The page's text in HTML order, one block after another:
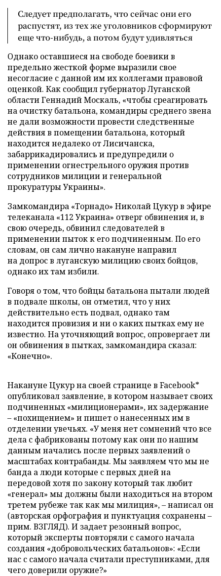
Следует предполагать, что сейчас они его
распустят, из тех же уголовников сформируют
еще что-нибудь, а потом будут удивляться
Однако оставшиеся на свободе боевики в
предельно жесткой форме выразили свое
несогласие с данной им их коллегами правовой
оценкой. Как сообщил губернатор Луганской
области Геннадий Москаль, «чтобы среагировать
на очистку батальона, командиры среднего звена
не дали возможности провести следственные
действия в помещении батальона, который
находится недалеко от Лисичанска,
забаррикадировались и предупредили о
применении огнестрельного оружия против
сотрудников милиции и генеральной
прокуратуры Украины».
Замкомандира «Торнадо» Николай Цукур в эфире
телеканала «112 Украина» отверг обвинения и, в
свою очередь, обвинил следователей в
применении пыток к его подчиненным. По его
словам, он сам лично накануне направил
на допрос в луганскую милицию своих бойцов,
однако их там избили.
Говоря о том, что бойцы батальона пытали людей
в подвале школы, он отметил, что у них
действительно есть подвал, однако там
находится провизия и ни о каких пытках ему не
известно. На уточняющий вопрос, опровергает ли
он обвинения в пытках, замкомандира сказал:
«Конечно».
Накануне Цукур на своей странице в Facebook*
опубликовал заявление, в котором называет своих
подчиненных «милиционерами», их задержание
– «похищением» и пишет о нанесенных им в
отделении увечьях. «У меня нет сомнений что все
дела с фабрикованы потому как они по нашим
данным начались после первых заявлений о
масштабах контрабанды. Мы заявляем что мы не
банда а люди которые с первых дней на
передовой хотя по закону который так любит
«генерал» мы должны были находиться на втором
третем рубеже так как мы милиция», – написал он
(авторская орфография и пунктуация сохранены –
прим. ВЗГЛЯД). И задает резонный вопрос,
который эксперты повторяли с самого начала
создания «добровольческих батальонов»: «Если
нас с самого начала считали преступниками, для
чего доверили оружие?»